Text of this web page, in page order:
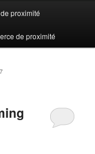
proximité
de proximité